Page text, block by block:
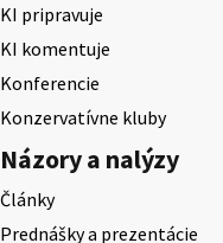
KI pripravuje
KI komentuje
Konferencie
Konzervatívne kluby
Názory a nalýzy
Články
Prednášky a prezentácie